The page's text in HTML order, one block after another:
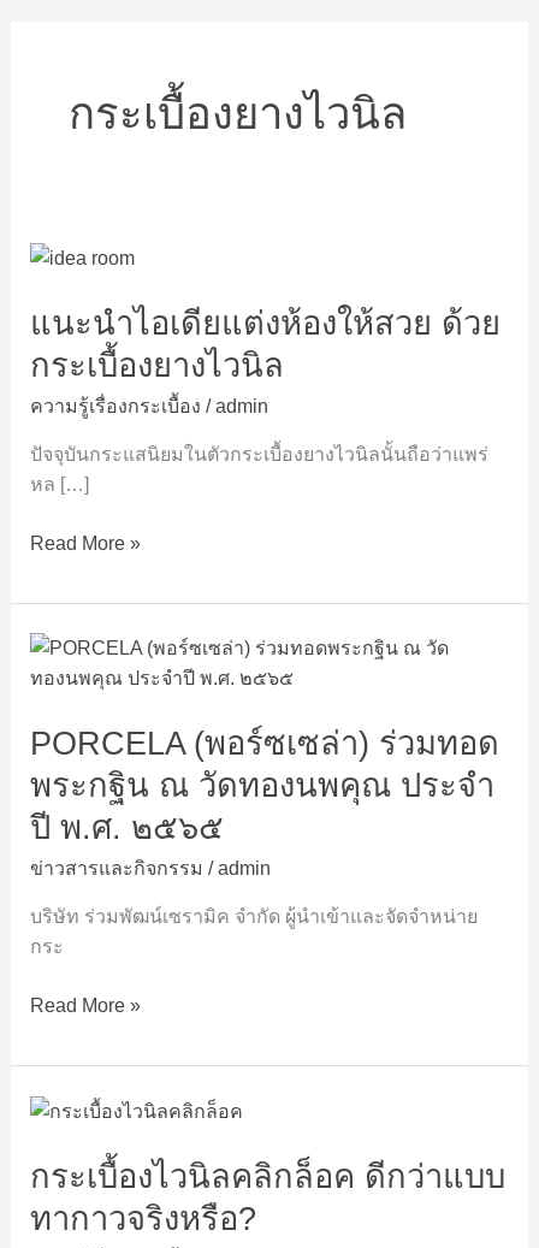
กระเบื้องยางไวนิล
แนะนำไอเดียแต่งห้องให้สวย ด้วย
กระเบื้องยางไวนิล
ความรู้เรื่องกระเบื้อง /admin
ปัจจุบันกระแสนิยมในตัวกระเบื้องยางไวนิลนั้นถือว่าแพร่
หล […]
แนะนำ
เดีย
ห้อง
ให้
ด้วย
กระเบื้อง
ไว
Read More »
PORCELA (พอร์ซเซล่า) ร่วมทอด
พระกฐิน ณ วัดทองนพคุณ ประจำ
ปี พ.ศ. ๒๕๖๕
ข่าวสารและกิจกรรม /admin
บริษัท ร่วมพัฒน์เซรามิค จำกัด ผู้นำเข้าและจัดจำหน่าย
กระ
PORCELA
(พอร์ซ
ล่า)
ทอด
พระ
กฐิน
วัด
ทองนพคุณ
ปี
๒๕๖๕
Read More »
กระเบื้องไวนิลคลิกล็อค ดีกว่าแบบ
ทากาวจริงหรือ?
กระเบื้อง
นิล
ล็อค